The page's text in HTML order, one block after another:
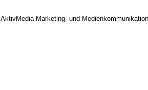
AktivMedia Marketing- und